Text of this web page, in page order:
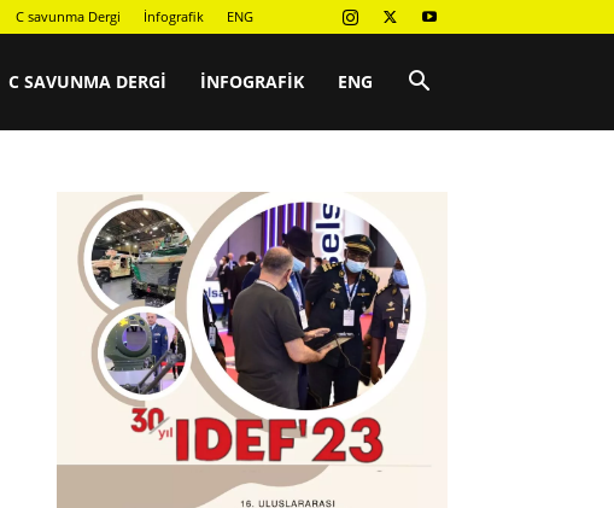
C savunma Dergi İnfografik ENG
C SAVUNMA DERGI İNFOGRAFIK ENG